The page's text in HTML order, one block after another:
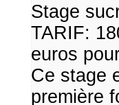
Stage
TARIF:
euros
Ce stage
première